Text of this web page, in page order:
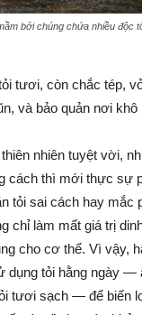
bởi chúng chứa nhiều độc
tươi, còn chắc tép,
và bảo quản nơi khô
nhiên tuyệt vời,
cách thì mới thực sự
tỏi sai cách hay mắc
chỉ làm mất giá trị
cho cơ thể. Vì vậy,
dụng tỏi hằng ngày —
tươi sạch — để biến